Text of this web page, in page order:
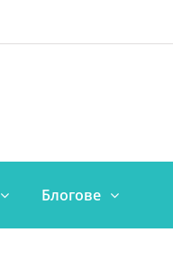
Блогове